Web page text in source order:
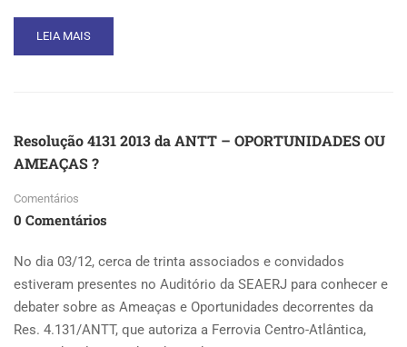
READ
MORE
E
DA
–
04/12/2013
DO
PLANEJAMENTO
À
AÇÃO
LEIA MAIS
Resolução 4131 2013 da ANTT – OPORTUNIDADES OU
AMEAÇAS ?
Comentários
0 Comentários
No dia 03/12, cerca de trinta associados e convidados
estiveram presentes no Auditório da SEAERJ para conhecer e
debater sobre as Ameaças e Oportunidades decorrentes da
Res. 4.131/ANTT, que autoriza a Ferrovia Centro-Atlântica,